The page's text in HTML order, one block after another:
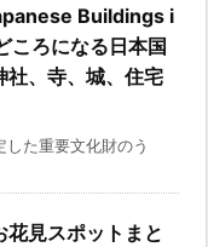
Buildings i
ころになる日本国
社、寺、城、住宅
た重要文化財のう
見スポットまと